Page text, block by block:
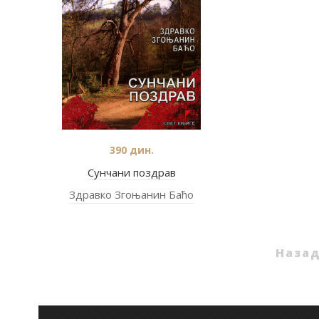
Сунчани поздрав
390дин.
Здравко Згоњанин Баћо
Назад